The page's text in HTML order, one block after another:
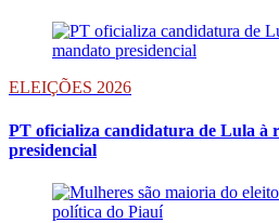
ELEIÇÕES 2026
PT oficializa candidatura de Lula à
presidencial